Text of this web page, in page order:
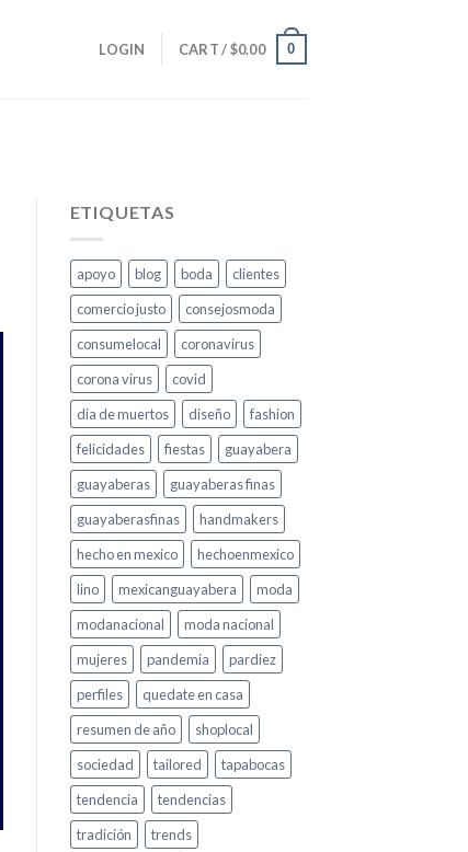
LOGIN CART /$0.00 0
ETIQUETAS
apoyo blog boda
clientes
comercio justo
consejosmoda
consumelocal
coronavirus
corona virus
covid
dia de muertos
diseño
fashion
felicidades
fiestas
guayabera
guayaberas
guayaberas finas
guayaberasfinas
handmakers
hecho en mexico
hechoenmexico
lino
mexicanguayabera
moda
modanacional
moda nacional
mujeres
pandemia
pardiez
perfiles
quedate en casa
resumen de año
shoplocal
sociedad
tailored
tapabocas
tendencia
tendencias
tradición
trends